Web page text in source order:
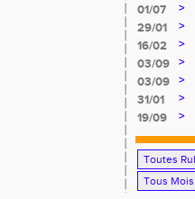
01/07
>
29/01 >
16/02
>
03/09
>
03/09
>
31/01
>
19/09
>